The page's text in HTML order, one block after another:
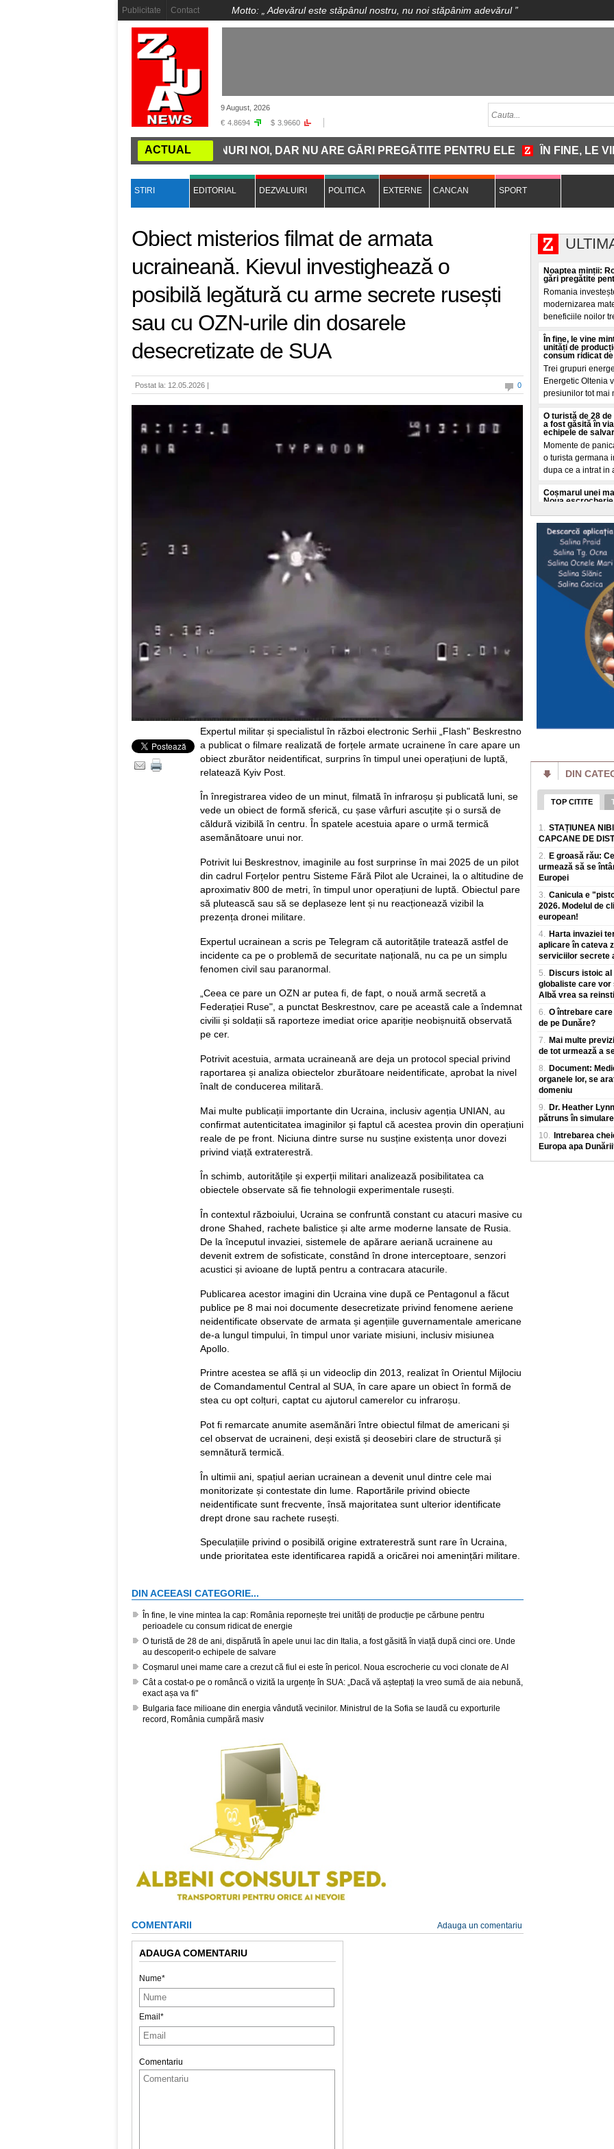
Publicitate Contact Motto: „ Adevărul este stăpânul nostru, nu noi stăpânim adevărul”
9 August, 2026
€ 4.8694 $ 3.9660
ACTUAL
ROMÂNIA CUMPĂRĂ TRENURI NOI, DAR NU ARE GĂRI PREGĂTITE PENTRU ELE ÎN FINE, LE VINE
STIRI EDITORIAL DEZVALUIRI POLITICA EXTERNE CANCAN SPORT
Obiect misterios filmat de armata
ucraineană. Kievul investighează o
posibilă legătură cu arme secrete rusești
sau cu OZN-urile din dosarele
desecretizate de SUA
Postat la: 12.05.2026 | 0
Expertul militar și specialistul în război electronic Serhii „Flash" Beskrestno
a publicat o filmare realizată de forțele armate ucrainene în care apare un
obiect zburător neidentificat, surprins în timpul unei operațiuni de luptă,
relatează Kyiv Post.
În înregistrarea video de un minut, filmată în infraroșu și publicată luni, se
vede un obiect de formă sferică, cu șase vârfuri ascuțite și o sursă de
căldură vizibilă în centru. În spatele acestuia apare o urmă termică
asemănătoare unui nor.
Potrivit lui Beskrestnov, imaginile au fost surprinse în mai 2025 de un pilot
din cadrul Forțelor pentru Sisteme Fără Pilot ale Ucrainei, la o altitudine de
aproximativ 800 de metri, în timpul unor operațiuni de luptă. Obiectul pare
să plutească sau să se deplaseze lent și nu reacționează vizibil la
prezența dronei militare.
Expertul ucrainean a scris pe Telegram că autoritățile tratează astfel de
incidente ca pe o problemă de securitate națională, nu ca pe un simplu
fenomen civil sau paranormal.
„Ceea ce pare un OZN ar putea fi, de fapt, o nouă armă secretă a
Federației Ruse", a punctat Beskrestnov, care pe această cale a îndemnat
civilii și soldații să raporteze imediat orice apariție neobișnuită observată
pe cer.
Potrivit acestuia, armata ucraineană are deja un protocol special privind
raportarea și analiza obiectelor zburătoare neidentificate, aprobat la nivel
înalt de conducerea militară.
Mai multe publicații importante din Ucraina, inclusiv agenția UNIAN, au
confirmat autenticitatea imaginilor și faptul că acestea provin din operațiuni
reale de pe front. Niciuna dintre surse nu susține existența unor dovezi
privind viață extraterestră.
În schimb, autoritățile și experții militari analizează posibilitatea ca
obiectele observate să fie tehnologii experimentale rusești.
În contextul războiului, Ucraina se confruntă constant cu atacuri masive cu
drone Shahed, rachete balistice și alte arme moderne lansate de Rusia.
De la începutul invaziei, sistemele de apărare aeriană ucrainene au
devenit extrem de sofisticate, constând în drone interceptoare, senzori
acustici și avioane de luptă pentru a contracara atacurile.
Publicarea acestor imagini din Ucraina vine după ce Pentagonul a făcut
publice pe 8 mai noi documente desecretizate privind fenomene aeriene
neidentificate observate de armata și agențiile guvernamentale americane
de-a lungul timpului, în timpul unor variate misiuni, inclusiv misiunea
Apollo.
Printre acestea se află și un videoclip din 2013, realizat în Orientul Mijlociu
de Comandamentul Central al SUA, în care apare un obiect în formă de
stea cu opt colțuri, captat cu ajutorul camerelor cu infraroșu.
Pot fi remarcate anumite asemănări între obiectul filmat de americani și
cel observat de ucraineni, deși există și deosebiri clare de structură și
semnătură termică.
În ultimii ani, spațiul aerian ucrainean a devenit unul dintre cele mai
monitorizate și contestate din lume. Raportările privind obiecte
neidentificate sunt frecvente, însă majoritatea sunt ulterior identificate
drept drone sau rachete rusești.
Speculațiile privind o posibilă origine extraterestră sunt rare în Ucraina,
unde prioritatea este identificarea rapidă a oricărei noi amenințări militare.
DIN ACEEASI CATEGORIE...
În fine, le vine mintea la cap: România repornește trei unități de producție pe cărbune pentru
perioadele cu consum ridicat de energie
O turistă de 28 de ani, dispărută în apele unui lac din Italia, a fost găsită în viață după cinci ore. Unde
au descoperit-o echipele de salvare
Coșmarul unei mame care a crezut că fiul ei este în pericol. Noua escrocherie cu voci clonate de AI
Cât a costat-o pe o româncă o vizită la urgențe în SUA: „Dacă vă așteptați la vreo sumă de aia nebună,
exact așa va fi"
Bulgaria face milioane din energia vândută vecinilor. Ministrul de la Sofia se laudă cu exporturile
record, România cumpără masiv
COMENTARII Adauga un comentariu
ADAUGA COMENTARIU
Nume*
Email*
Comentariu
Noaptea minții:
gări pregătite
Romania
modernizarea
beneficiile noilor
În fine, le vine
unități de
consum ridicat
Trei grupuri
Energetic Oltenia
presiunilor tot mai
O turistă de 28
a fost găsită în
echipele de
Momente de
o turista germana
dupa ce a intrat in
Coșmarul unei
Noua
O femeie din
coșmar crezand
moarte. Totul a
Cât a costat-o
„Dacă vă
va fi"
O tanara
ce a dezvaluit o
achite pentru o
Bulgaria face
Ministrul de la
România
Bulgaria face
de la Sofia se
masivBulgaria
România a
perioada 2-8
top. Mai explică
slăbire
Mulți oameni
timp pentru sala
Nutriționistul Tania
Explicația lui
stadion: "Unii
plac băieții, de aia!"
Florin Prunea (57
actual delegat
pe rețelele de social
DIN
TOP CITITE
1. STAȚIUNEA
CAPCANE DE
2. E groasă rău:
urmează să se
Europei
3. Canicula e
2026. Modelul de
european!
4. Harta invaziei
aplicare în cateva
serviciilor secrete
5. Discurs istoic
globaliste care vor
Albă vrea sa
6. O întrebare
de pe Dunăre?
7. Mai multe
de tot urmează a
8. Document:
organele lor, se
domeniu
9. Dr. Heather
pătruns în
10. Intrebarea
Europa apa